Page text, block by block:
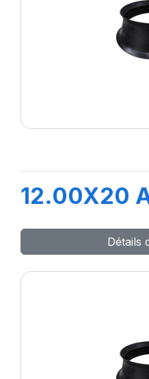
12.00X20
Détails